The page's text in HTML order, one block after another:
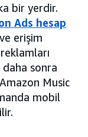
bir yerdir.
Ads hesap
ve erişim
sonra
Music
mobil